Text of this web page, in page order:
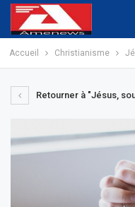
Accueil Christianisme
Retourner à "Jésus,